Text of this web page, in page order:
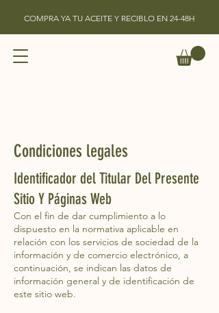
COMPRA YA TU ACEITE Y RECIBLO EN 24-48H
Condiciones legales
Identificador del Titular Del Presente
Sitio Y Páginas Web
Con el fin de dar cumplimiento a lo
dispuesto en la normativa aplicable en
relación con los servicios de sociedad de la
información y de comercio electrónico, a
continuación, se indican las datos de
información general y de identificación de
este sitio web.